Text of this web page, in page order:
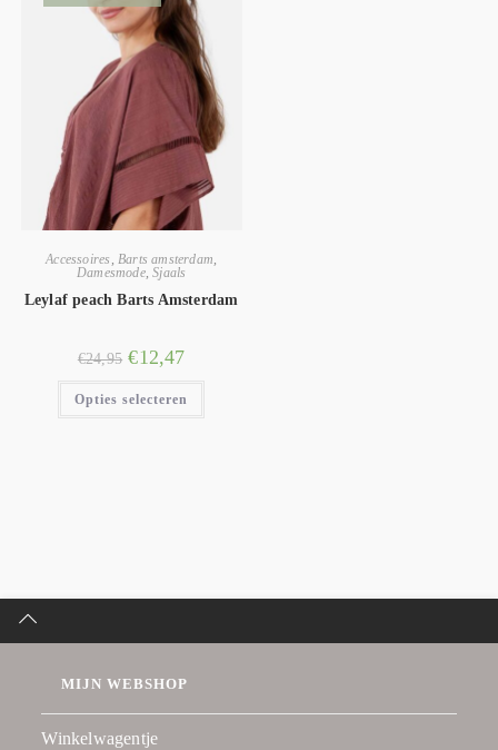
Accessoires Barts amsterdam
Damesmode,Sjaals
Leylaf peach Barts Amsterdam
€24,95 €12,47
Opties selecteren
MIJN WEBSHOP
Winkelwagentje